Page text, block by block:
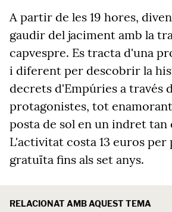
A partir de les 19 hores,
gaudir del jaciment amb la
capvespre. Es tracta d'una
i diferent per descobrir la
decrets d'Empúries a través
protagonistes, tot
posta de sol en un indret tan
L'activitat costa 13 euros per
gratuïta fins als set anys.
RELACIONAT AMB AQUEST TEMA